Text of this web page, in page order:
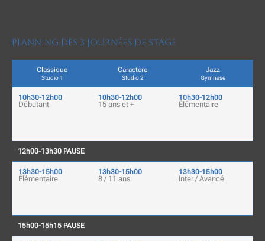
Planning des 3 Journées de stage
Classique
Studio 1
Caractère
Studio 2
Jazz
Gymnase
10h30-12h00
Débutant
10h30-12h00
15 ans et +
10h30-12h00
Élémentaire
12h00-13h30 PAUSE
13h30-15h00
Élémentaire
13h30-15h00
8 / 11 ans
13h30-15h00
Inter / Avancé
15h00-15h15 PAUSE